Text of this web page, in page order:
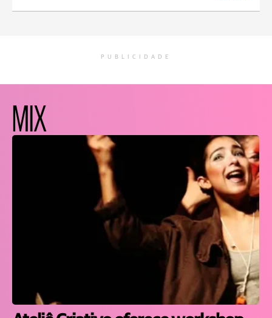
PUBLICIDADE
MIX